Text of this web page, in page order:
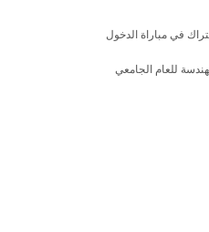
في مباراة الدخول
للعام الجامعي